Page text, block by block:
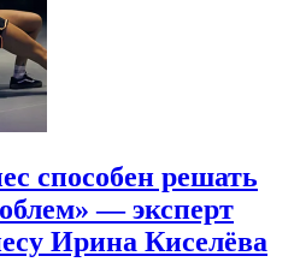
способен решать
— эксперт
Ирина Киселёва